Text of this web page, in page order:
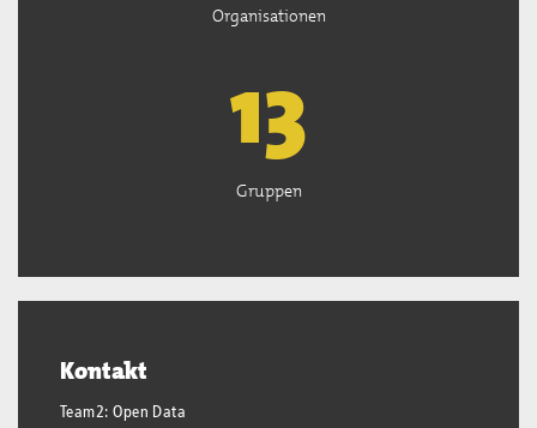
Organisationen
13
Gruppen
Kontakt
Team2: Open Data